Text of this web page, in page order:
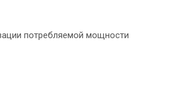
потребляемой мощности